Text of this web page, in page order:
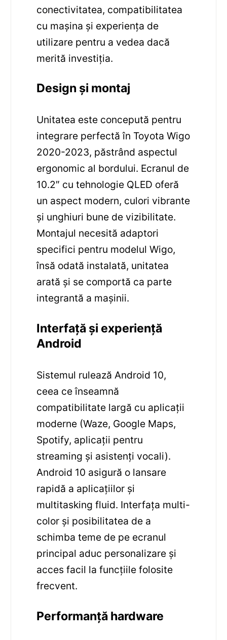
conectivitatea, compatibilitatea
cu mașina și experiența de
utilizare pentru a vedea dacă
merită investiția.
Design și montaj
Unitatea este concepută pentru
integrare perfectă în Toyota Wigo
2020-2023, păstrând aspectul
ergonomic al bordului. Ecranul de
10.2″ cu tehnologie QLED oferă
un aspect modern, culori vibrante
și unghiuri bune de vizibilitate.
Montajul necesită adaptori
specifici pentru modelul Wigo,
însă odată instalată, unitatea
arată și se comportă ca parte
integrantă a mașinii.
Interfață și experiență
Android
Sistemul rulează Android 10,
ceea ce înseamnă
compatibilitate largă cu aplicații
moderne (Waze, Google Maps,
Spotify, aplicații pentru
streaming și asistenți vocali).
Android 10 asigură o lansare
rapidă a aplicațiilor și
multitasking fluid. Interfața multi-
color și posibilitatea de a
schimba teme de pe ecranul
principal aduc personalizare și
acces facil la funcțiile folosite
frecvent.
Performanță hardware